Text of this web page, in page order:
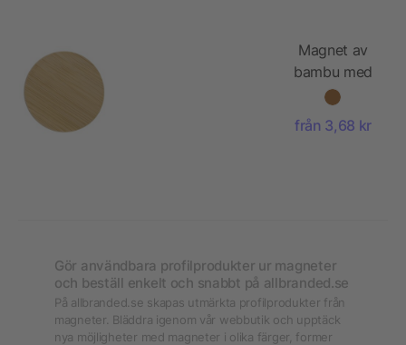
Magnet av
bambu med
kapsylöppare
från 3,68 kr
Gör användbara profilprodukter ur magneter
och beställ enkelt och snabbt på allbranded.se
På allbranded.se skapas utmärkta profilprodukter från
magneter. Bläddra igenom vår webbutik och upptäck
nya möjligheter med magneter i olika färger, former